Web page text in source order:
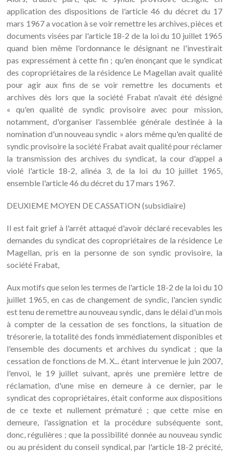
application des dispositions de l'article 46 du décret du 17
mars 1967 a vocation à se voir remettre les archives, pièces et
documents visées par l'article 18-2 de la loi du 10 juillet 1965
quand bien même l'ordonnance le désignant ne l'investirait
pas expressément à cette fin ; qu'en énonçant que le syndicat
des copropriétaires de la résidence Le Magellan avait qualité
pour agir aux fins de se voir remettre les documents et
archives dès lors que la société Frabat n'avait été désigné
« qu'en qualité de syndic provisoire avec pour mission,
notamment, d'organiser l'assemblée générale destinée à la
nomination d'un nouveau syndic » alors même qu'en qualité de
syndic provisoire la société Frabat avait qualité pour réclamer
la transmission des archives du syndicat, la cour d'appel a
violé l'article 18-2, alinéa 3, de la loi du 10 juillet 1965,
ensemble l'article 46 du décret du 17 mars 1967.
DEUXIEME MOYEN DE CASSATION (subsidiaire)
Il est fait grief à l'arrêt attaqué d'avoir déclaré recevables les
demandes du syndicat des copropriétaires de la résidence Le
Magellan, pris en la personne de son syndic provisoire, la
société Frabat,
Aux motifs que selon les termes de l'article 18-2 de la loi du 10
juillet 1965, en cas de changement de syndic, l'ancien syndic
est tenu de remettre au nouveau syndic, dans le délai d'un mois
à compter de la cessation de ses fonctions, la situation de
trésorerie, la totalité des fonds immédiatement disponibles et
l'ensemble des documents et archives du syndicat ; que la
cessation de fonctions de M. X... étant intervenue le juin 2007,
l'envoi, le 19 juillet suivant, après une première lettre de
réclamation, d'une mise en demeure à ce dernier, par le
syndicat des copropriétaires, était conforme aux dispositions
de ce texte et nullement prématuré ; que cette mise en
demeure, l'assignation et la procédure subséquente sont,
donc, régulières ; que la possibilité donnée au nouveau syndic
ou au président du conseil syndical, par l'article 18-2 précité,